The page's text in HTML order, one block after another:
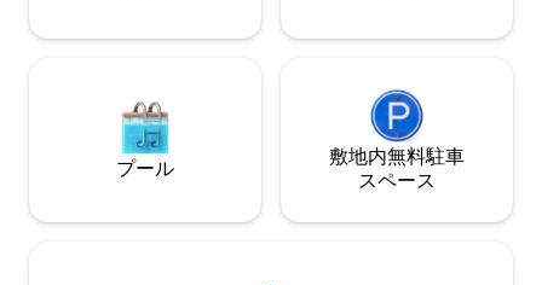
プール
敷地内無料駐⁠車
ス⁠ペ⁠ー⁠ス